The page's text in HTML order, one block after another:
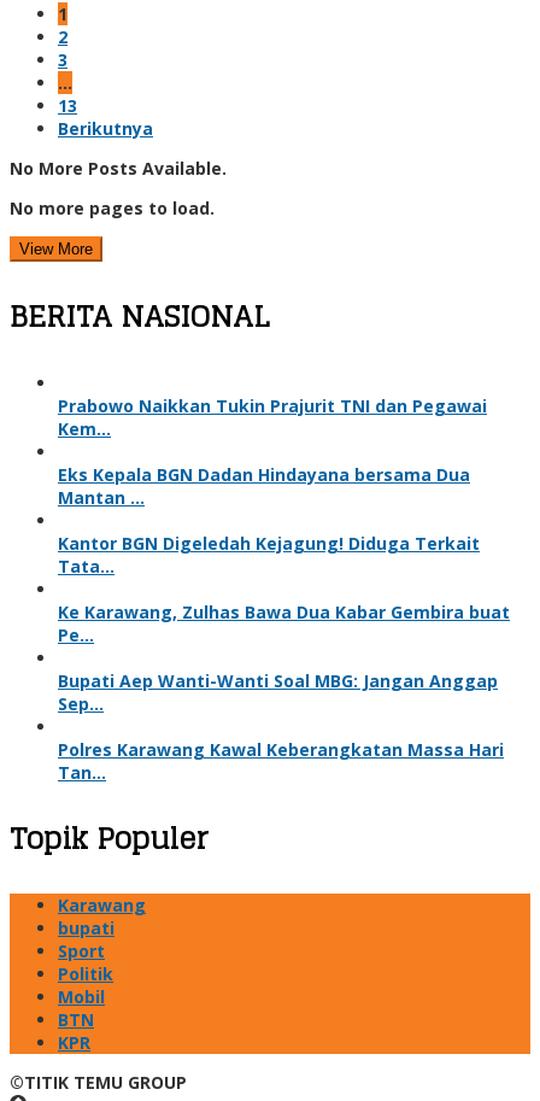
1
2
3
…
13
Berikutnya
No More Posts Available.
No more pages to load.
View More
BERITA NASIONAL
Prabowo Naikkan Tukin Prajurit TNI dan Pegawai
Kem…
Eks Kepala BGN Dadan Hindayana bersama Dua
Mantan …
Kantor BGN Digeledah Kejagung! Diduga Terkait
Tata…
Ke Karawang, Zulhas Bawa Dua Kabar Gembira buat
Pe…
Bupati Aep Wanti-Wanti Soal MBG: Jangan Anggap
Sep…
Polres Karawang Kawal Keberangkatan Massa Hari
Tan…
Topik Populer
Karawang
bupati
Sport
Politik
Mobil
BTN
KPR
©TITIK TEMU GROUP